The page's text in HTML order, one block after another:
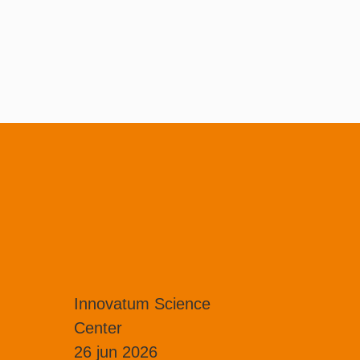
Innovatum Science
Center
26 jun 2026